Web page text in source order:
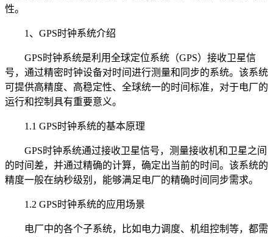
性。
1、GPS时钟系统介绍
GPS时钟系统是利用全球定位系统（GPS）接收卫星信
号，通过精密时钟设备对时间进行测量和同步的系统。该系统
可提供高精度、高稳定性、全球统一的时间标准，对于电厂的
运行和控制具有重要意义。
1.1 GPS时钟系统的基本原理
GPS时钟系统通过接收卫星信号，测量接收机和卫星之间
的时间差，并通过精确的计算，确定出当前的时间。该系统的
精度一般在纳秒级别，能够满足电厂的精确时间同步需求。
1.2 GPS时钟系统的应用场景
电厂中的各个子系统，比如电力调度、机组控制等，都需